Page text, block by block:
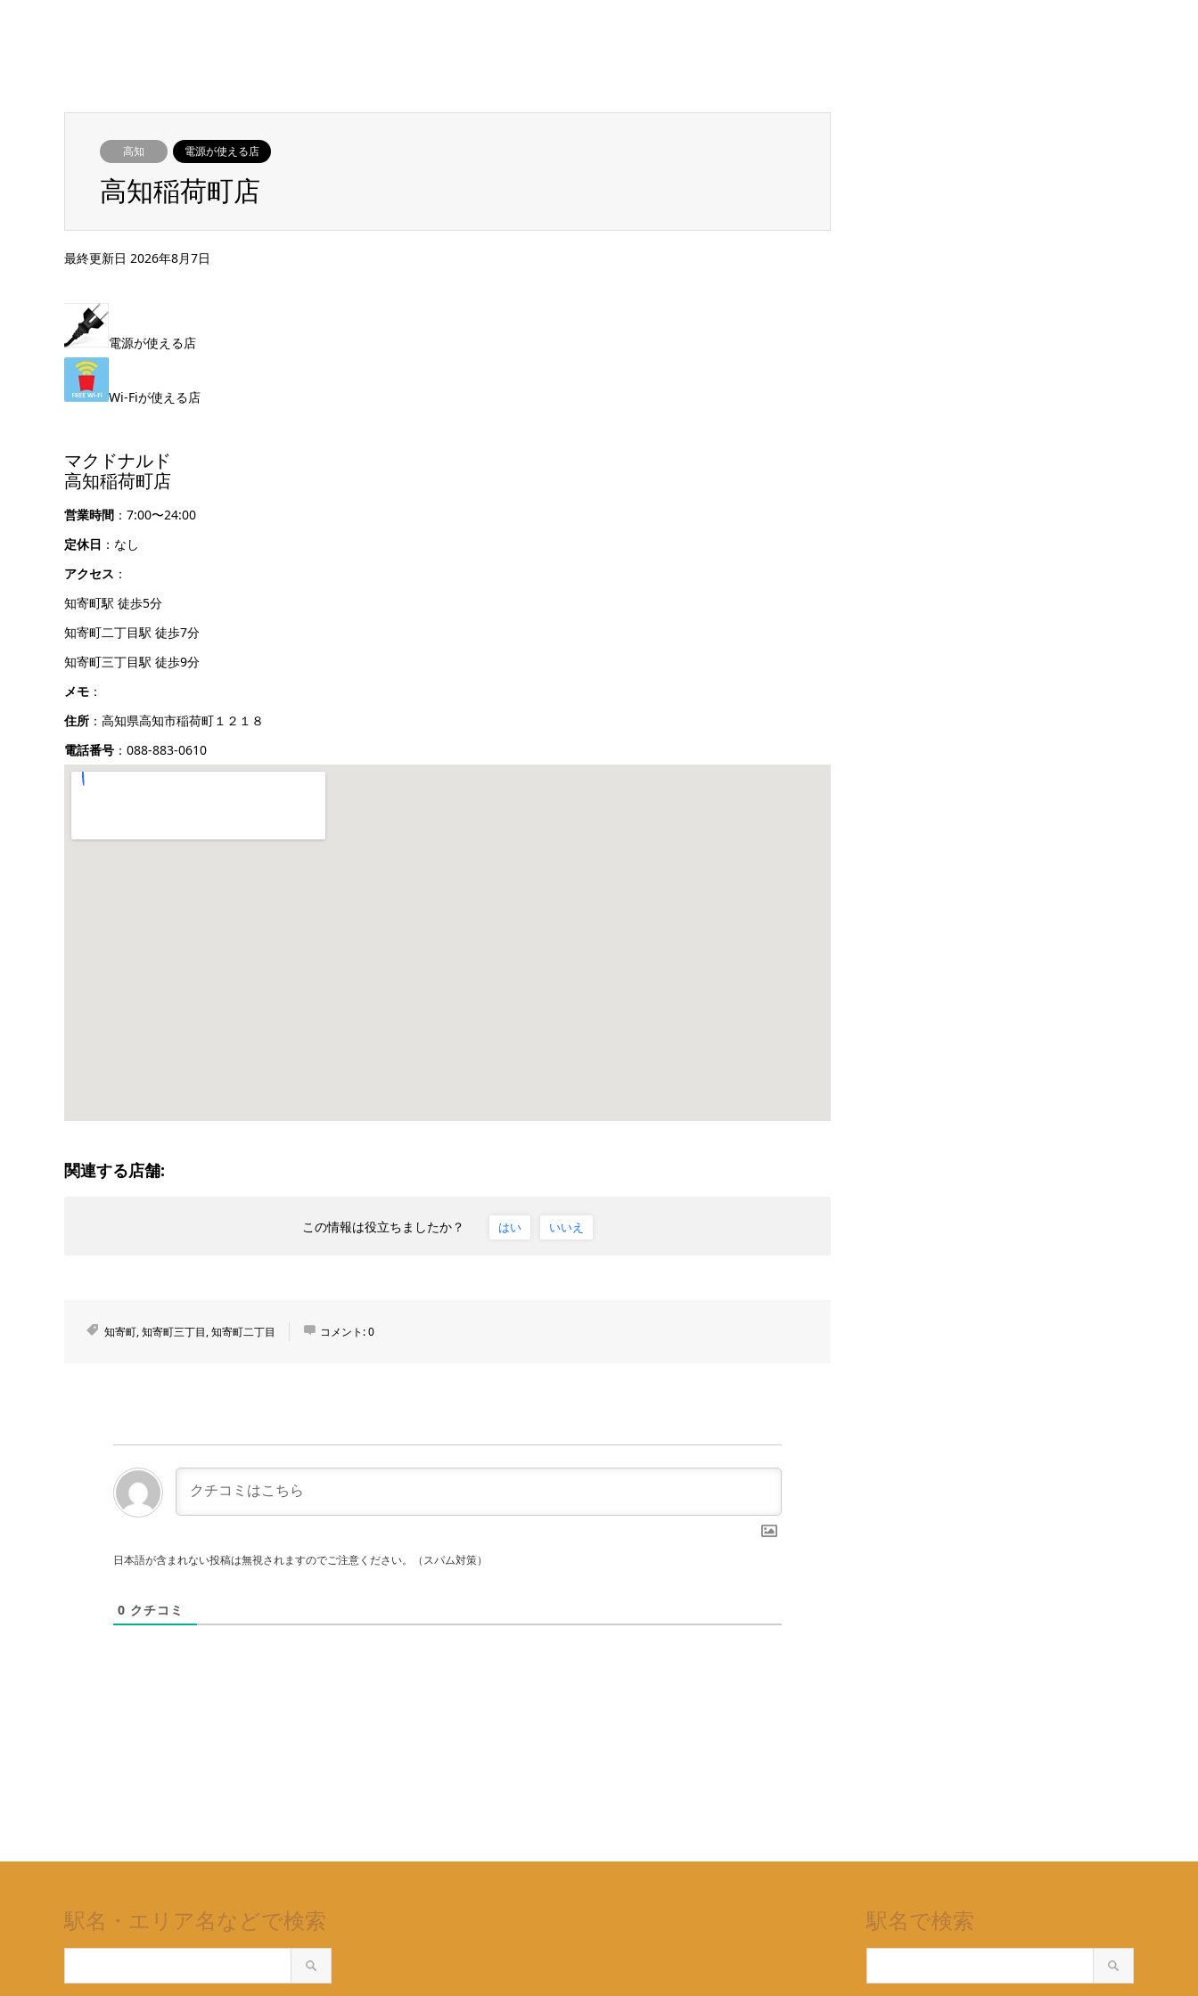
高知 電源が使える店
高知稲荷町店
最終更新日 2026年8月7日
電源が使える店
Wi-Fiが使える店
マクドナルド
高知稲荷町店
営業時間 ：7:00〜24:00
定休日 ：なし
アクセス ：
知寄町駅 徒歩5分
知寄町二丁目駅 徒歩7分
知寄町三丁目駅 徒歩9分
メモ ：
住所 ：高知県高知市稲荷町１２１８
電話番号 ：088-883-0610
関連する店舗:
この情報は役立ちましたか？ はい いいえ
知寄町,知寄町三丁目,知寄町二丁目 コメント:0
日本語が含まれない投稿は無視されますのでご注意ください。（スパム対策）
0 クチコミ
駅名・エリア名などで検索 駅名で検索